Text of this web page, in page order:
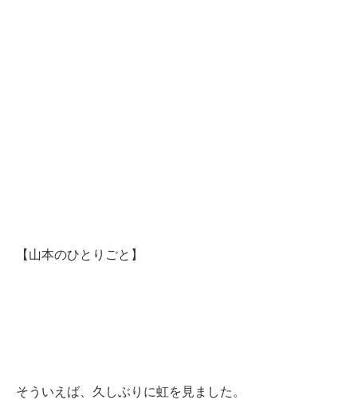
【山本のひとりごと】
そういえば、久しぶりに虹を見ました。